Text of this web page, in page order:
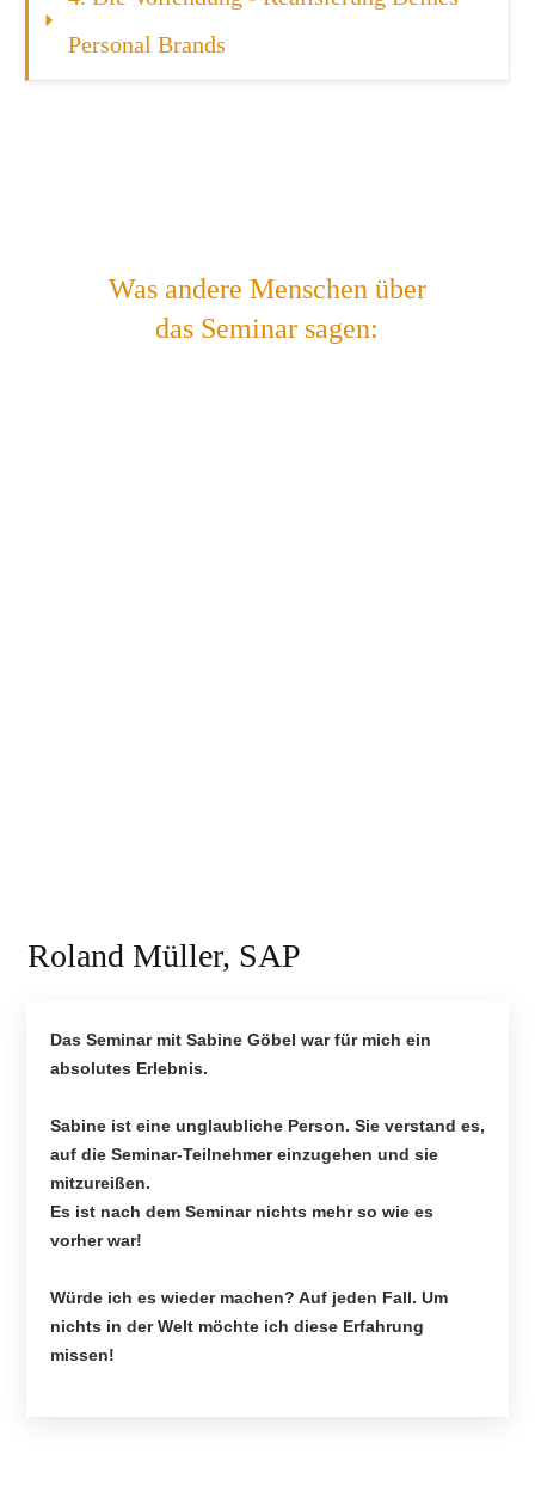
Personal Brands
Was andere Menschen über
das Seminar sagen:
Roland Müller, SAP
Das Seminar mit Sabine Göbel war für mich ein
absolutes Erlebnis.
Sabine ist eine unglaubliche Person. Sie verstand es,
auf die Seminar-Teilnehmer einzugehen und sie
mitzureißen.
Es ist nach dem Seminar nichts mehr so wie es
vorher war!
Würde ich es wieder machen? Auf jeden Fall. Um
nichts in der Welt möchte ich diese Erfahrung
missen!